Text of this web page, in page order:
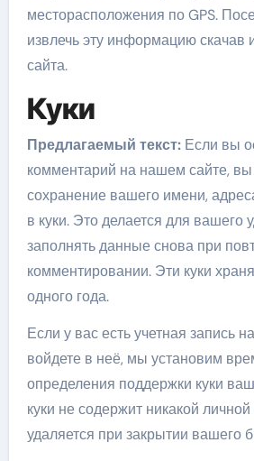
месторасположения по GPS.
извлечь эту информацию скачав
сайта.
Куки
Предлагаемый текст: Если вы
комментарий на нашем сайте,
сохранение вашего имени,
в куки. Это делается для вашего
заполнять данные снова при
комментировании. Эти куки
одного года.
Если у вас есть учетная запись
войдете в неё, мы установим
определения поддержки куки
куки не содержит никакой
удаляется при закрытии вашего